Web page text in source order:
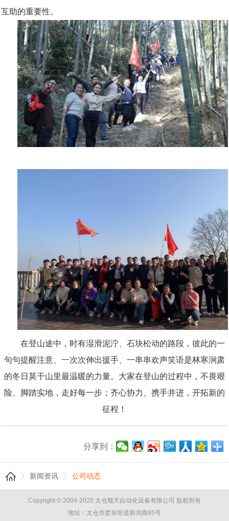
互助的重要性。
在登山途中，时有湿滑泥泞、石块松动的路段，彼此的一
句句提醒注意、一次次伸出援手、一串串欢声笑语是林寒涧肃
的冬日莫干山里最温暖的力量。大家在登山的过程中，不畏艰
险、脚踏实地，走好每一步；齐心协力、携手并进，开拓新的
征程！
分享到：
新闻资讯 公司动态
Copyright © 2004-2020 太仓顺天自动化设备有限公司 版权所有
地址：太仓市娄东街道新浏路65号